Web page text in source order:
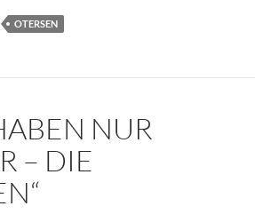
OTERSEN
NUR
– DIE